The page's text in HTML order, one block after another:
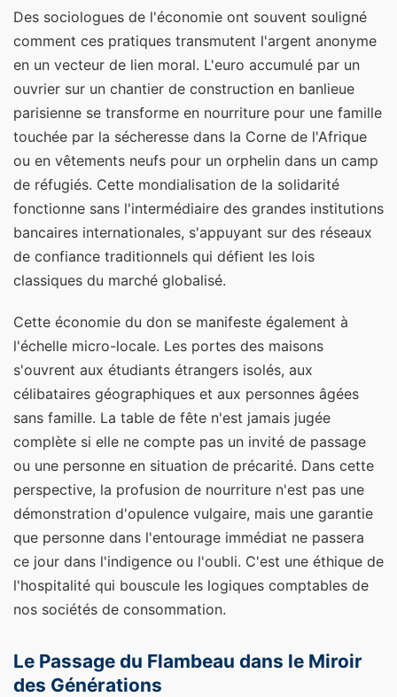
Des sociologues de l'économie ont souvent souligné
comment ces pratiques transmutent l'argent anonyme
en un vecteur de lien moral. L'euro accumulé par un
ouvrier sur un chantier de construction en banlieue
parisienne se transforme en nourriture pour une famille
touchée par la sécheresse dans la Corne de l'Afrique
ou en vêtements neufs pour un orphelin dans un camp
de réfugiés. Cette mondialisation de la solidarité
fonctionne sans l'intermédiaire des grandes institutions
bancaires internationales, s'appuyant sur des réseaux
de confiance traditionnels qui défient les lois
classiques du marché globalisé.
Cette économie du don se manifeste également à
l'échelle micro-locale. Les portes des maisons
s'ouvrent aux étudiants étrangers isolés, aux
célibataires géographiques et aux personnes âgées
sans famille. La table de fête n'est jamais jugée
complète si elle ne compte pas un invité de passage
ou une personne en situation de précarité. Dans cette
perspective, la profusion de nourriture n'est pas une
démonstration d'opulence vulgaire, mais une garantie
que personne dans l'entourage immédiat ne passera
ce jour dans l'indigence ou l'oubli. C'est une éthique de
l'hospitalité qui bouscule les logiques comptables de
nos sociétés de consommation.
Le Passage du Flambeau dans le Miroir
des Générations